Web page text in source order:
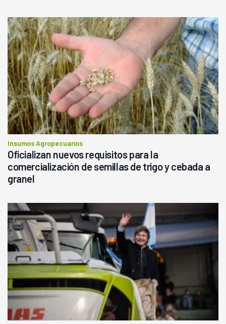
Insumos Agropecuarios
Oficializan nuevos requisitos para la
comercialización de semillas de trigo y cebada a
granel